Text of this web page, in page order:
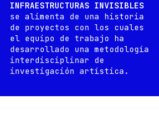
INFRAESTRUCTURAS INVISIBLES
se alimenta de una historia
de proyectos con los cuales
el equipo de trabajo ha
desarrollado una metodología
interdisciplinar de
investigación artística.